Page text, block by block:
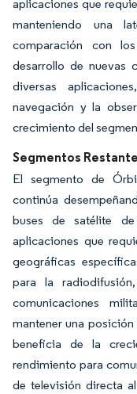
aplicaciones que
manteniendo una
comparación con
desarrollo de nuevas
diversas
navegación y la
crecimiento del
Segmentos
El segmento de
continúa
buses de satélite de
aplicaciones que
geográficas
para la
comunicaciones
mantener una
beneficia de la
rendimiento para
de televisión directa